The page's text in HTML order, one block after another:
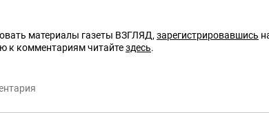
материалы газеты ВЗГЛЯД, зарегистрировавшись
к комментариям читайтездесь.